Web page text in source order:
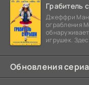
Грабитель
Джеффри
ограбления
игрушек.
Обновления